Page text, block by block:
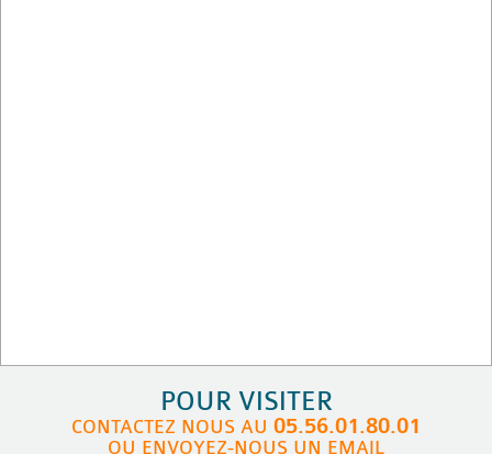
POUR VISITER
CONTACTEZ NOUS AU 05.56.01.80.01
OU ENVOYEZ-NOUS UN EMAIL